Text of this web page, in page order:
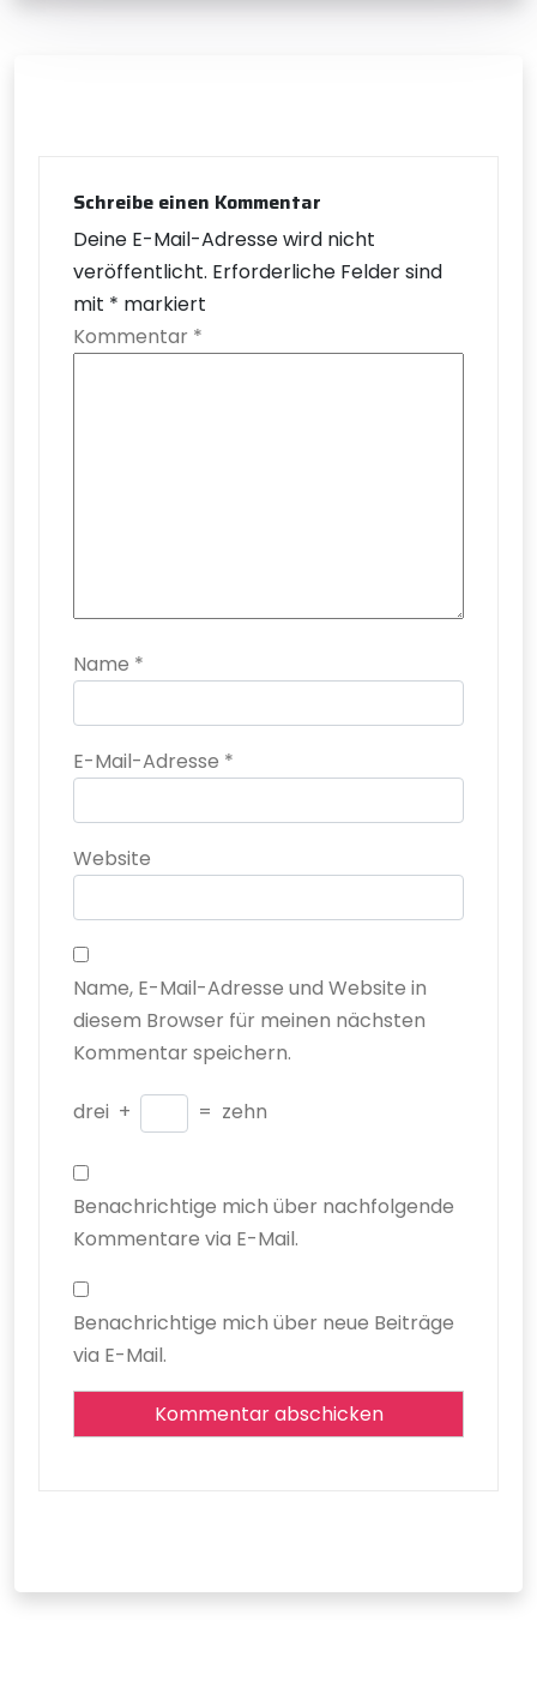
Schreibe einen Kommentar
Deine E-Mail-Adresse wird nicht
veröffentlicht. Erforderliche Felder sind
mit * markiert
Kommentar *
Name *
E-Mail-Adresse *
Website
Name, E-Mail-Adresse und Website in
diesem Browser für meinen nächsten
Kommentar speichern.
drei + = zehn
Benachrichtige mich über nachfolgende
Kommentare via E-Mail.
Benachrichtige mich über neue Beiträge
via E-Mail.